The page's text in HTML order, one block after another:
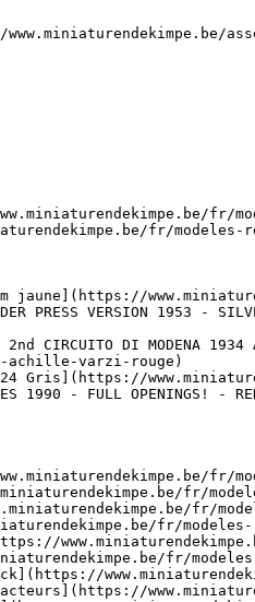
fr/
fr/
jaune](https://
PRESS VERSION
2nd CIRCUITO DI
achille-varzi-rouge)
Gris](https://
1990 - FULL
fr/